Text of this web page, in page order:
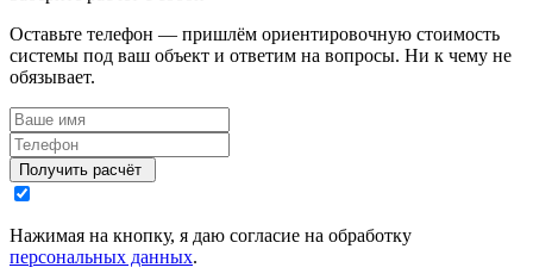
Оставьте телефон — пришлём ориентировочную стоимость
системы под ваш объект и ответим на вопросы. Ни к чему не
обязывает.
Нажимая на кнопку, я даю согласие на обработку
персональных данных.